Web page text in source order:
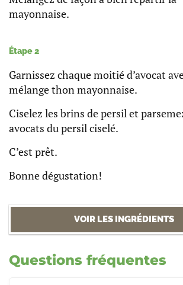
mayonnaise.
Étape 2
Garnissez chaque moitié d’avocat
mélange thon mayonnaise.
Ciselez les brins de persil et
avocats du persil ciselé.
C’est prêt.
Bonne dégustation!
VOIR LES INGRÉDIENTS
Questions fréquentes